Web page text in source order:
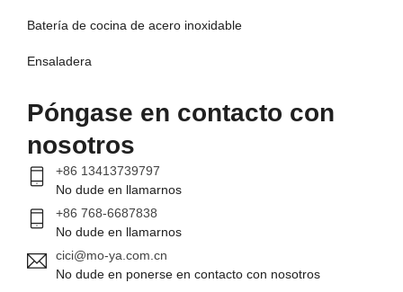
Batería de cocina de acero inoxidable
Ensaladera
Póngase en contacto con
nosotros
+86 13413739797
No dude en llamarnos
+86 768-6687838
No dude en llamarnos
cici@mo-ya.com.cn
No dude en ponerse en contacto con nosotros